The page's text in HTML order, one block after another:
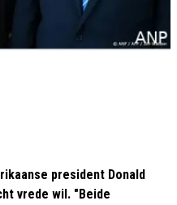
president Donald
vrede wil. "Beide